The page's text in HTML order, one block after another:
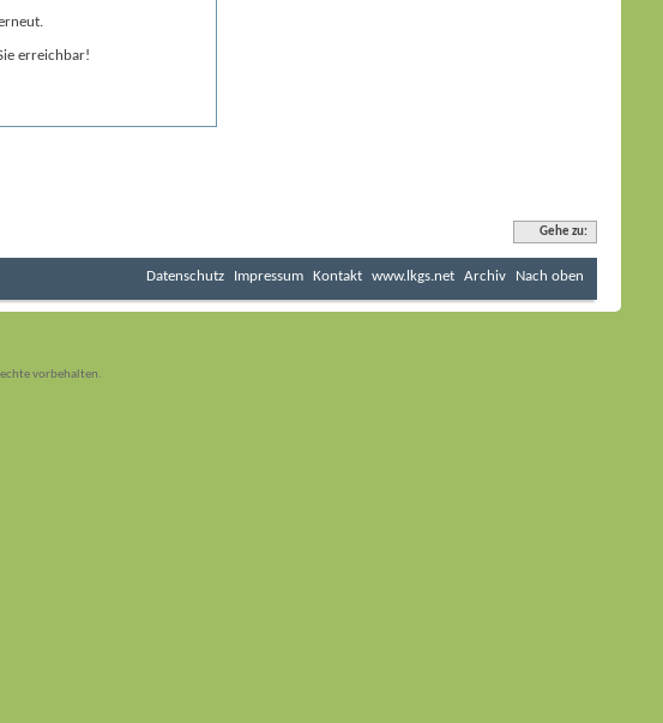
erreichbar!
Gehe zu:
Datenschutz Impressum Kontakt www.lkgs.net Archiv Nach oben
vorbehalten.